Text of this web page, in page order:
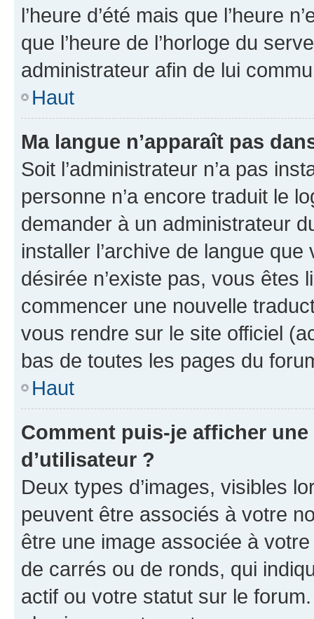
l’heure d’été mais que l’heure
que l’heure de l’horloge du
administrateur afin de lui
Haut
Ma langue n’apparaît pas
Soit l’administrateur n’a pas
personne n’a encore traduit le
demander à un administrateur
installer l’archive de langue
désirée n’existe pas, vous êtes
commencer une nouvelle
vous rendre sur le site officiel
bas de toutes les pages du
Haut
Comment puis-je afficher
d’utilisateur ?
Deux types d’images, visibles
peuvent être associés à votre
être une image associée à
de carrés ou de ronds, qui
actif ou votre statut sur le